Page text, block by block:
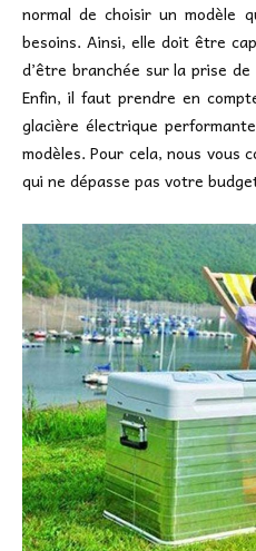
normal de choisir un modèle
besoins. Ainsi, elle doit être
d’être branchée sur la prise
Enfin, il faut prendre en
glacière électrique
modèles. Pour cela, nous vous
qui ne dépasse pas votre